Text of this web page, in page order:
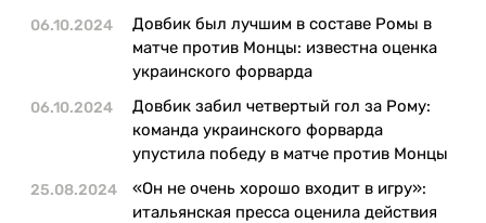
06.10.2024
Довбик был лучшим в составе Ромы в
матче против Монцы: известна оценка
украинского форварда
06.10.2024
Довбик забил четвертый гол за Рому:
команда украинского форварда
упустила победу в матче против Монцы
25.08.2024
«Он не очень хорошо входит в игру»:
итальянская пресса оценила действия